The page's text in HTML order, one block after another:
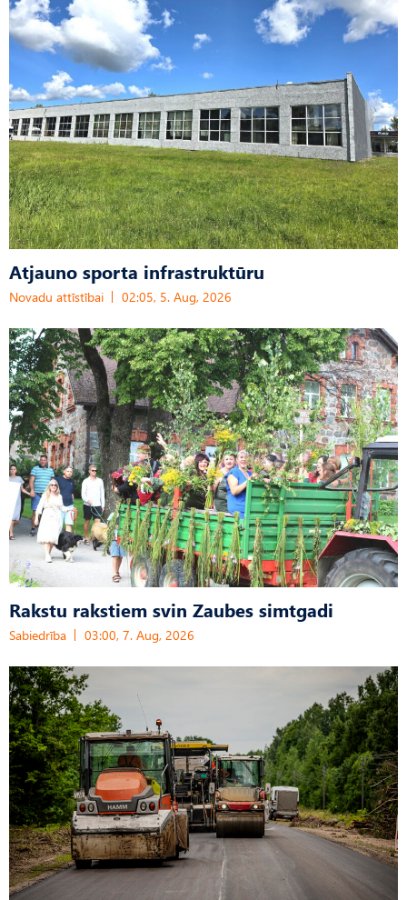
Atjauno sporta infrastruktūru
Novadu attīstībai 02:05, 5. Aug, 2026
Rakstu rakstiem svin Zaubes simtgadi
Sabiedrība 03:00, 7. Aug, 2026